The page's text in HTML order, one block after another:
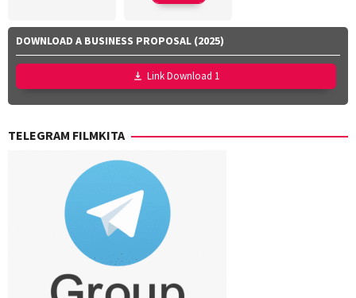
DOWNLOAD A BUSINESS PROPOSAL (2025)
Link Download 1
TELEGRAM FILMKITA